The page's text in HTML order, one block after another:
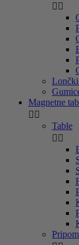
 
Lončki
Magnetne
 
Table
 